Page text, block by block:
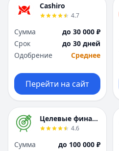
Cashiro
4.7
Сумма
до 30 000 ₽
Срок
до 30 дней
Одобрение
Среднее
Перейти на сайт
Целевые финансы
4.6
Сумма
до 100 000 ₽